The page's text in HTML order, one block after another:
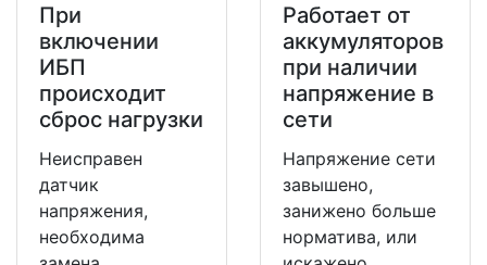
При
включении
ИБП
происходит
сброс нагрузки
Неисправен
датчик
напряжения,
необходима
Работает от
аккумуляторов
при наличии
напряжение в
сети
Напряжение сети
завышено,
занижено больше
норматива, или